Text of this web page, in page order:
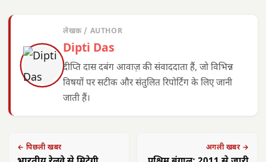
लेखक / AUTHOR
Dipti Das
दीप्ति दास दबंग आवाज़ की संवाददाता हैं, जो विभिन्न
विषयों पर सटीक और संतुलित रिपोर्टिंग के लिए जानी
जाती हैं।
← पिछली खबर अगली खबर →